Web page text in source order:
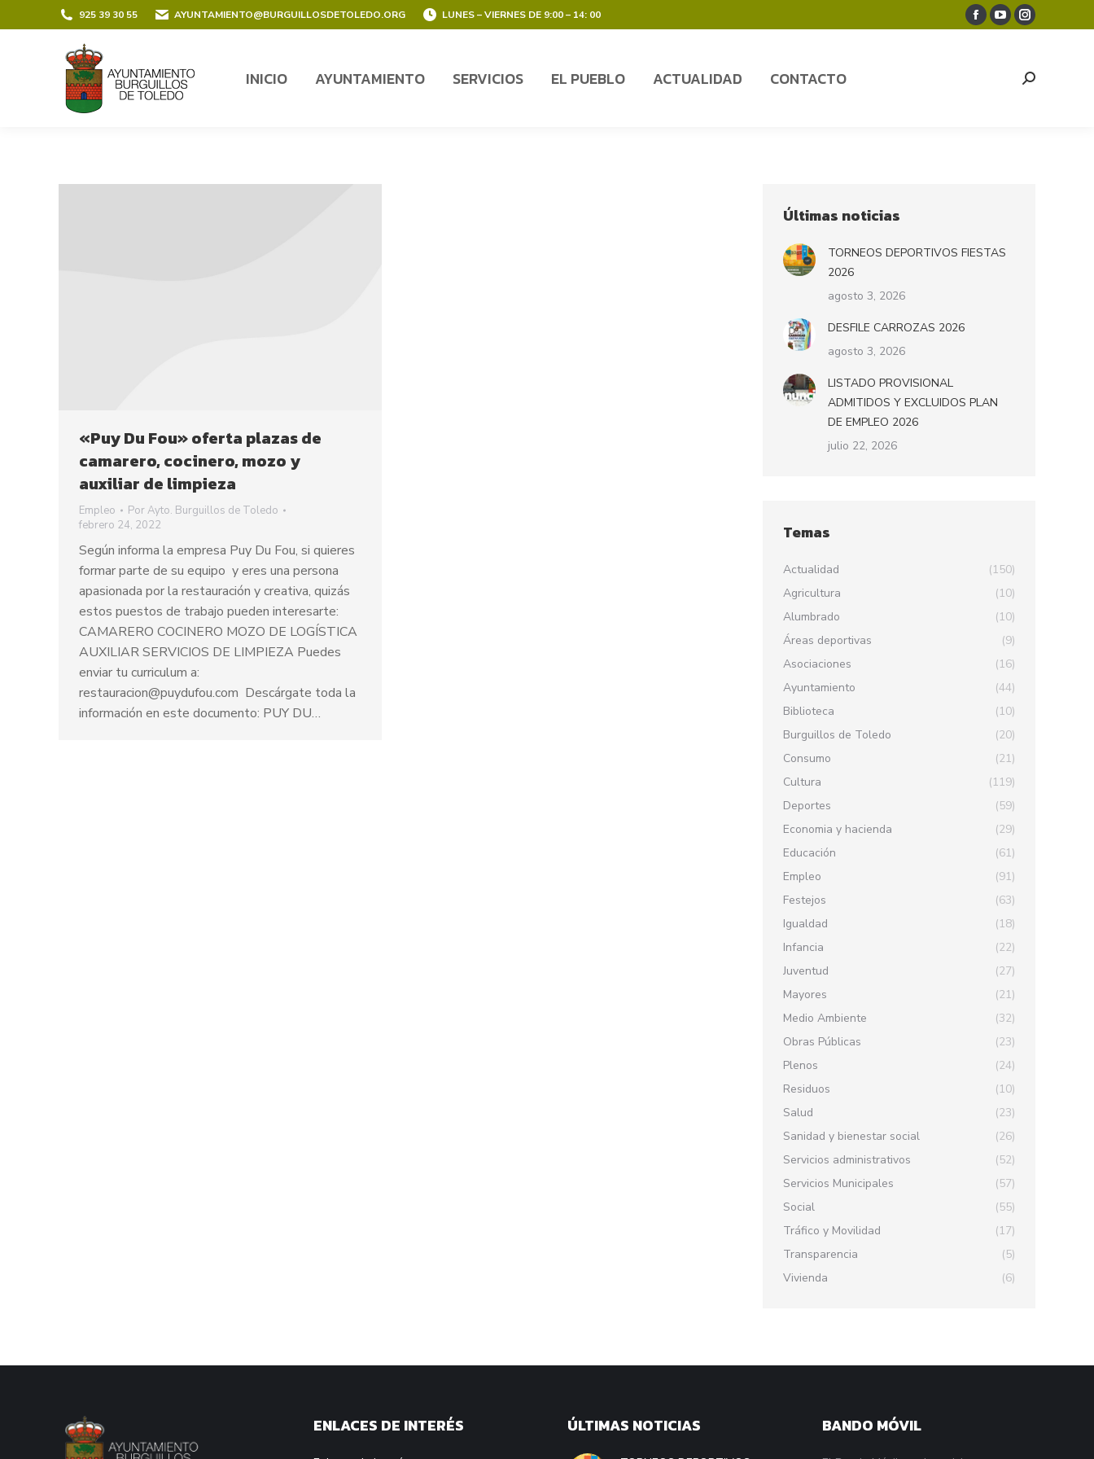
925 39 30 55 AYUNTAMIENTO@BURGUILLOSDETOLEDO.ORG LUNES – VIERNES DE 9:00 – 14: 00
Facebook
YouTubeInstagram
in
INICIO AYUNTAMIENTO SERVICIOS EL PUEBLO ACTUALIDAD CONTACTO Search:
«Puy Du Fou» oferta plazas de
camarero, cocinero, mozo y
auxiliar de limpieza
Empleo PorAyto. Burguillos de Toledo
febrero 24, 2022
Según informa la empresa Puy Du Fou, si quieres
formar parte de su equipo y eres una persona
apasionada por la restauración y creativa, quizás
estos puestos de trabajo pueden interesarte:
CAMARERO COCINERO MOZO DE LOGÍSTICA
AUXILIAR SERVICIOS DE LIMPIEZA Puedes
enviar tu curriculum a:
restauracion@puydufou.com Descárgate toda la
información en este documento: PUY DU…
Últimas noticias
TORNEOS DEPORTIVOS FIESTAS
2026
agosto 3, 2026
DESFILE CARROZAS 2026
agosto 3, 2026
LISTADO PROVISIONAL
ADMITIDOS Y EXCLUIDOS PLAN
DE EMPLEO 2026
julio 22, 2026
Temas
Actualidad
(150)
Agricultura
(10)
Alumbrado
(10)
Áreas deportivas
(9)
Asociaciones
(16)
Ayuntamiento
(44)
Biblioteca
(10)
Burguillos de Toledo
(20)
Consumo
(21)
Cultura
(119)
Deportes
(59)
Economia y hacienda
(29)
Educación
(61)
Empleo
(91)
Festejos
(63)
Igualdad
(18)
Infancia
(22)
Juventud
(27)
Mayores
(21)
Medio Ambiente
(32)
Obras Públicas
(23)
Plenos
(24)
Residuos
(10)
Salud
(23)
Sanidad y bienestar social
(26)
Servicios administrativos
(52)
Servicios Municipales
(57)
Social
(55)
Tráfico y Movilidad
(17)
Transparencia
(5)
Vivienda
(6)
ENLACES DE INTERÉS ÚLTIMAS NOTICIAS BANDO MÓVIL
INICIO AYUNTAMIENTO SERVICIOS EL PUEBLO ACTUALIDAD CONTACTO